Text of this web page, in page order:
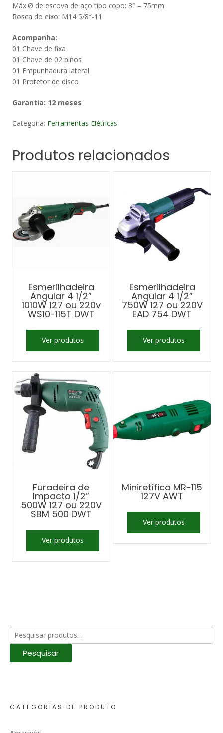
Máx.Ø de escova de aço tipo copo: 3″ – 75mm
Rosca do eixo: M14 5/8″-11
Acompanha:
01 Chave de fixa
01 Chave de 02 pinos
01 Empunhadura lateral
01 Protetor de disco
Garantia: 12 meses
Categoria: Ferramentas Elétricas
Produtos relacionados
Esmerilhadeira
Angular 4 1/2”
1010W 127 ou 220v
WS10-115T DWT
Ver produtos
Esmerilhadeira
Angular 4 1/2”
750W 127 ou 220V
EAD 754 DWT
Ver produtos
Furadeira de
Impacto 1/2”
500W 127 ou 220V
SBM 500 DWT
Ver produtos
Miniretífica MR-115
127V AWT
Ver produtos
Pesquisar
por:
Pesquisar
CATEGORIAS DE PRODUTO